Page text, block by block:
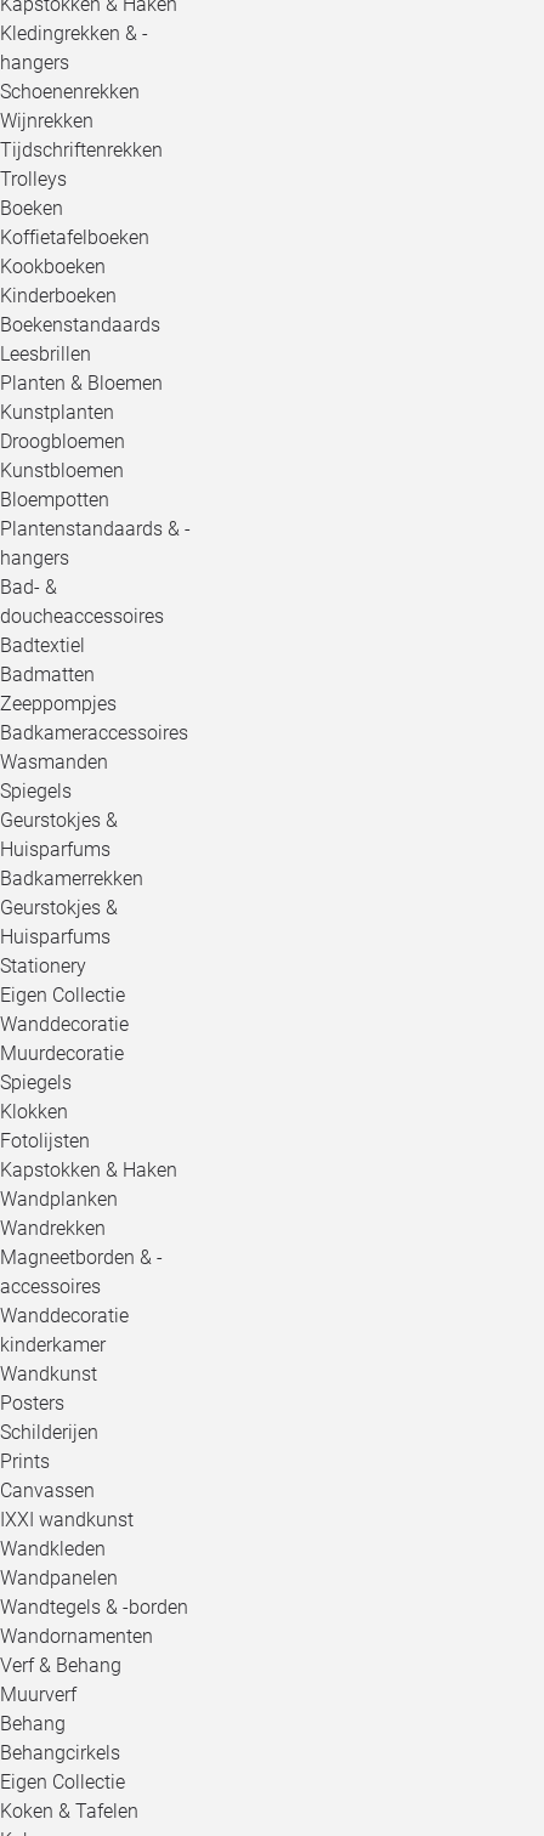
Kledingrekken & -
hangers
Schoenenrekken
Wijnrekken
Tijdschriftenrekken
Trolleys
Boeken
Koffietafelboeken
Kookboeken
Kinderboeken
Boekenstandaards
Leesbrillen
Planten & Bloemen
Kunstplanten
Droogbloemen
Kunstbloemen
Bloempotten
Plantenstandaards & -
hangers
Bad- &
doucheaccessoires
Badtextiel
Badmatten
Zeeppompjes
Badkameraccessoires
Wasmanden
Spiegels
Geurstokjes &
Huisparfums
Badkamerrekken
Geurstokjes &
Huisparfums
Stationery
Eigen Collectie
Wanddecoratie
Muurdecoratie
Spiegels
Klokken
Fotolijsten
Kapstokken & Haken
Wandplanken
Wandrekken
Magneetborden & -
accessoires
Wanddecoratie
kinderkamer
Wandkunst
Posters
Schilderijen
Prints
Canvassen
IXXI wandkunst
Wandkleden
Wandpanelen
Wandtegels & -borden
Wandornamenten
Verf & Behang
Muurverf
Behang
Behangcirkels
Eigen Collectie
Koken & Tafelen